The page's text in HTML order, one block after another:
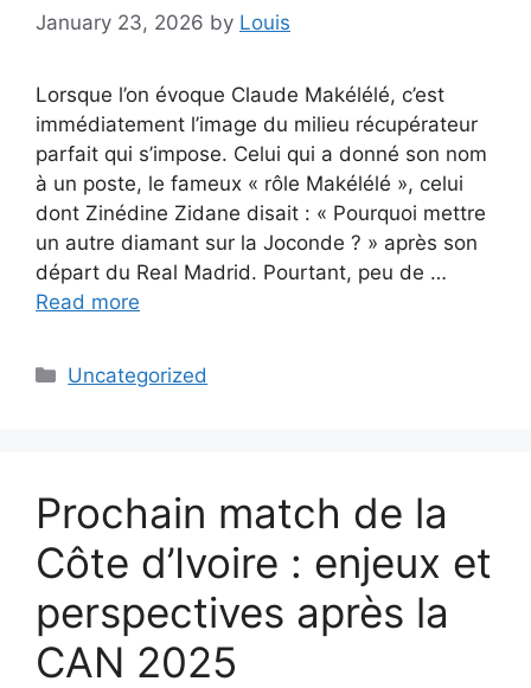
January 23, 2026 by Louis
Lorsque l’on évoque Claude Makélélé, c’est
immédiatement l’image du milieu récupérateur
parfait qui s’impose. Celui qui a donné son nom
à un poste, le fameux « rôle Makélélé », celui
dont Zinédine Zidane disait : « Pourquoi mettre
un autre diamant sur la Joconde ? » après son
départ du Real Madrid. Pourtant, peu de …
Read more
Categories
Uncategorized
Prochain match de la
Côte d’Ivoire : enjeux et
perspectives après la
CAN 2025